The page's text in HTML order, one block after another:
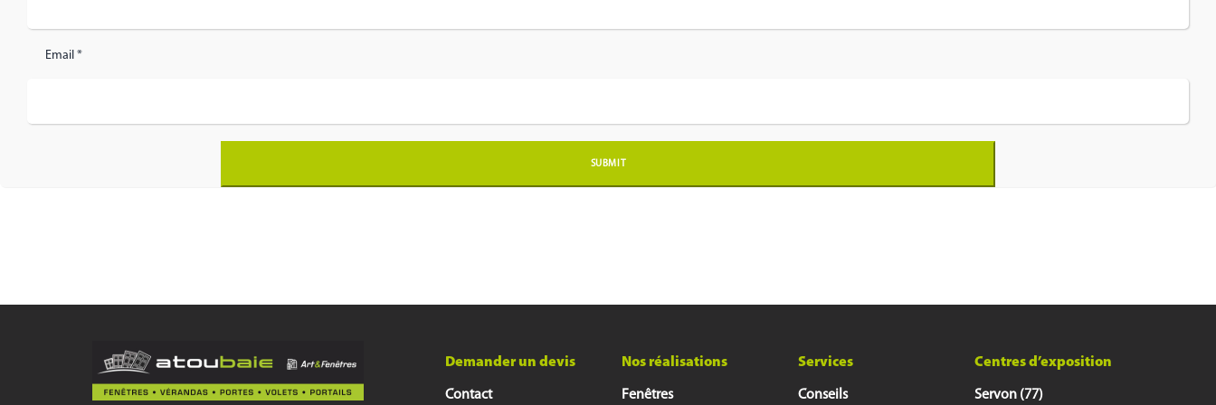
Email *
Demander un devis
Contact
Nos réalisations
Fenêtres
Services
Conseils
Centres d’exposition
Servon (77)